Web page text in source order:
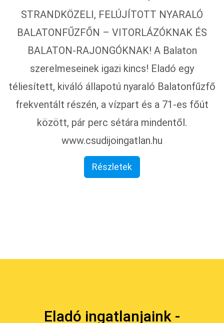
STRANDKÖZELI, FELÚJÍTOTT NYARALÓ
BALATONFŰZFŐN – VITORLÁZÓKNAK ÉS
BALATON-RAJONGÓKNAK! A Balaton
szerelmeseinek igazi kincs! Eladó egy
téliesített, kiváló állapotú nyaraló Balatonfűzfő
frekventált részén, a vízpart és a 71-es főút
között, pár perc sétára mindentől.
www.csudijoingatlan.hu
Részletek
Eladó ingatlanjaink -